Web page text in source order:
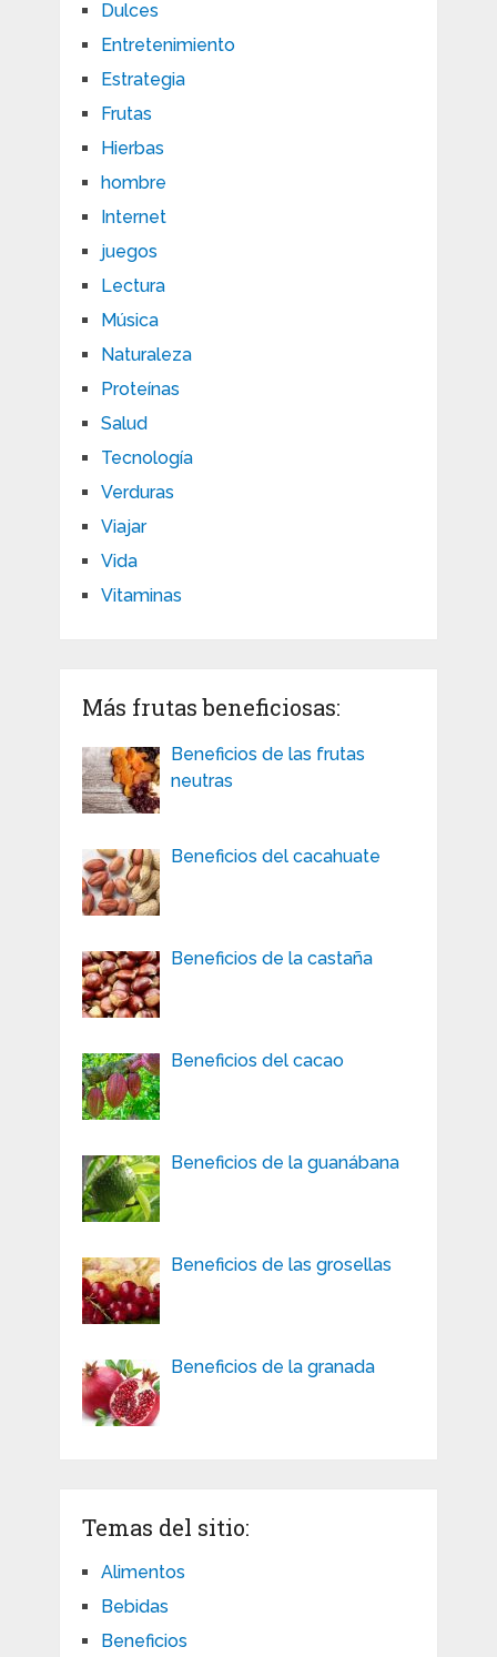
Dulces
Entretenimiento
Estrategia
Frutas
Hierbas
hombre
Internet
juegos
Lectura
Música
Naturaleza
Proteínas
Salud
Tecnología
Verduras
Viajar
Vida
Vitaminas
Más frutas beneficiosas:
Beneficios de las frutas
neutras
Beneficios del cacahuate
Beneficios de la castaña
Beneficios del cacao
Beneficios de la guanábana
Beneficios de las grosellas
Beneficios de la granada
Temas del sitio:
Alimentos
Bebidas
Beneficios